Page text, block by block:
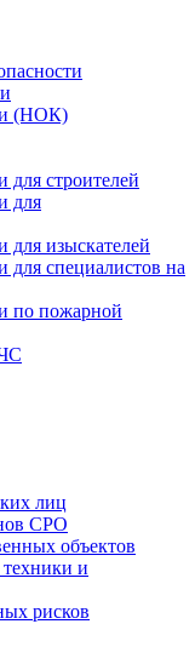
(НОК)
для строителей
для
для изыскателей
для специалистов на
по пожарной
лиц
СРО
объектов
и
рисков